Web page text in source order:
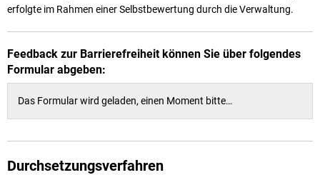
erfolgte im Rahmen einer Selbstbewertung durch die Verwaltung.
Feedback zur Barrierefreiheit können Sie über folgendes
Formular abgeben:
Das Formular wird geladen, einen Moment bitte…
Durchsetzungsverfahren